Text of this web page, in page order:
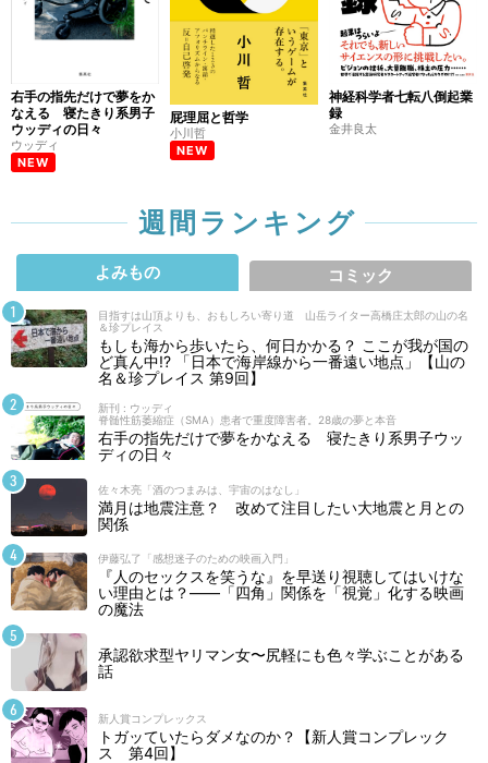
右手の指先だけで夢をか
なえる 寝たきり系男子
ウッディの日々
ウッディ
NEW
屁理屈と哲学
小川哲
NEW
神経科学者七転八倒起業
録
金井良太
週間ランキング
よみもの コミック
目指すは山頂よりも、おもしろい寄り道 山岳ライター高橋庄太郎の山の名
＆珍プレイス
もしも海から歩いたら、何日かかる？ ここが我が国の
ど真ん中!? 「日本で海岸線から一番遠い地点」【山の
名＆珍プレイス 第9回】
新刊 : ウッディ
脊髄性筋萎縮症（SMA）患者で重度障害者。28歳の夢と本音
右手の指先だけで夢をかなえる 寝たきり系男子ウッ
ディの日々
佐々木亮「酒のつまみは、宇宙のはなし」
満月は地震注意？ 改めて注目したい大地震と月との
関係
伊藤弘了「感想迷子のための映画入門」
『人のセックスを笑うな』を早送り視聴してはいけな
い理由とは？――「四角」関係を「視覚」化する映画
の魔法
承認欲求型ヤリマン女〜尻軽にも色々学ぶことがある
話
新人賞コンプレックス
トガッていたらダメなのか？【新人賞コンプレック
ス 第4回】